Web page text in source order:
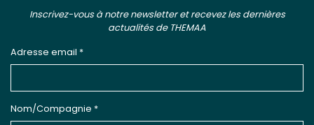
Inscrivez-vous à notre newsletter et recevez les dernières
actualités de THEMAA
Adresse email *
Nom/Compagnie *